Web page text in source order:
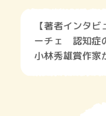
【著者インタ
ーチェ 認知症
小林秀雄賞作家